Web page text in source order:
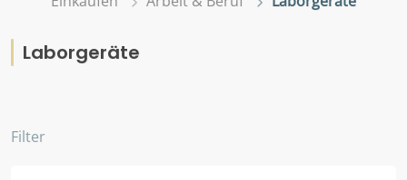
Laborgeräte
Filter